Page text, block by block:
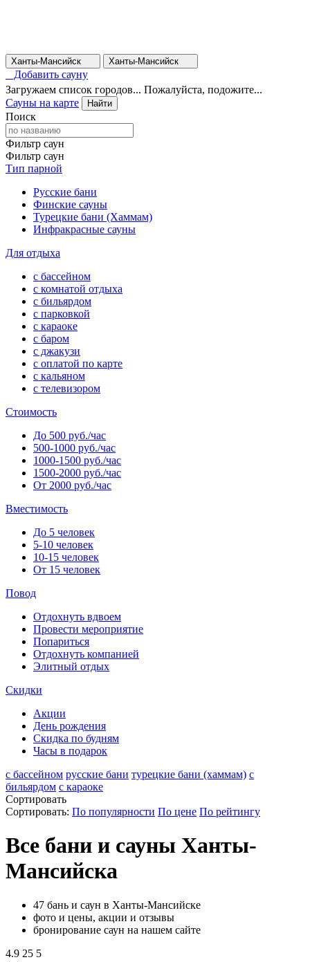
Ханты-Мансийск Ханты-Мансийск
Добавить сауну
Загружаем список городов... Пожалуйста, подожите...
Сауны на карте
Найти
Поиск
Фильтр саун
Фильтр саун
Тип парной
Русские бани
Финские сауны
Турецкие бани (Хаммам)
Инфракрасные сауны
Для отдыха
с бассейном
с комнатой отдыха
с бильярдом
с парковкой
с караоке
с баром
с джакузи
с оплатой по карте
с кальяном
с телевизором
Стоимость
До 500 руб./час
500-1000 руб./час
1000-1500 руб./час
1500-2000 руб./час
От 2000 руб./час
Вместимость
До 5 человек
5-10 человек
10-15 человек
От 15 человек
Повод
Отдохнуть вдвоем
Провести мероприятие
Попариться
Отдохнуть компанией
Элитный отдых
Скидки
Акции
День рождения
Скидка по будням
Часы в подарок
с бассейном русские бани турецкие бани (хаммам) с
бильярдом с караоке
Сортировать
Сортировать: По популярности По цене По рейтингу
Все бани и сауны Ханты-
Мансийска
47 бань и саун в Ханты-Мансийске
фото и цены, акции и отзывы
бронирование саун на нашем сайте
4.9 25 5